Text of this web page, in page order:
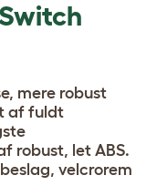
mere robust
af fuldt
robust, let ABS.
velcrorem